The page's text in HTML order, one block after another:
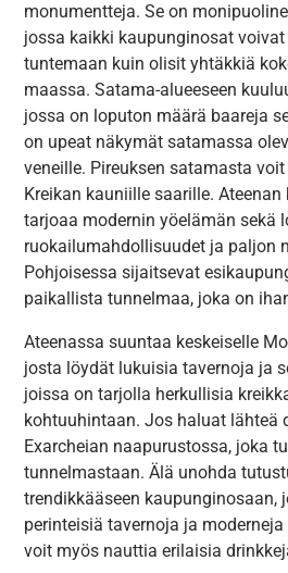
monumentteja. Se on
jossa kaikki kaupunginosat
tuntemaan kuin olisit yhtäkkiä
maassa. Satama-alueeseen
jossa on loputon määrä baareja
on upeat näkymät satamassa
veneille. Pireuksen satamasta
Kreikan kauniille saarille.
tarjoaa modernin yöelämän sekä
ruokailumahdollisuudet ja paljon
Pohjoisessa sijaitsevat
paikallista tunnelmaa, joka on
Ateenassa suuntaa keskeiselle
josta löydät lukuisia tavernoja ja
joissa on tarjolla herkullisia
kohtuuhintaan. Jos haluat lähteä
Exarcheian naapurustossa, joka
tunnelmastaan. Älä unohda
trendikkääseen kaupunginosaan,
perinteisiä tavernoja ja
voit myös nauttia erilaisia